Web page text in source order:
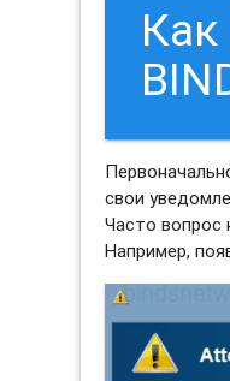
свои
Часто вопрос
Например,